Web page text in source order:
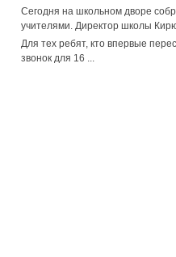
Сегодня на школьном дворе
учителями. Директор школы
Для тех ребят, кто впервые
звонок для 16 ...